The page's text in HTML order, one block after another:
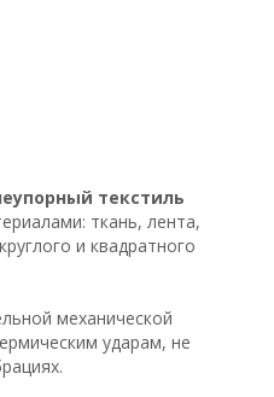
текстиль
ткань, лента,
и квадратного
механической
ударам, не